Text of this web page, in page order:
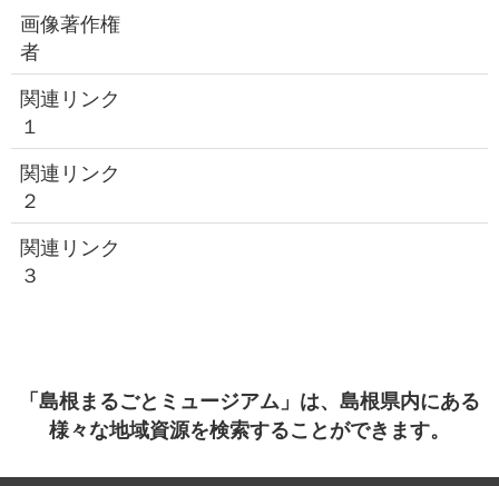
画像著作権
者
関連リンク
１
関連リンク
２
関連リンク
３
「島根まるごとミュージアム」は、島根県内にある
様々な地域資源を検索することができます。